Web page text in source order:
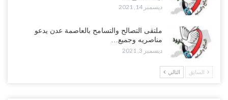
ديسمبر 14, 2021
ملتقى التصالح والتسامح بالعاصمة عدن يدعو
مناصريه وجميع…
ديسمبر 3, 2021
السابق التالي